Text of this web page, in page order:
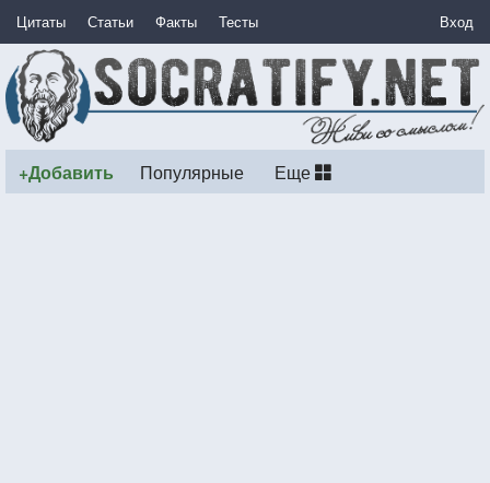
Цитаты Статьи Факты Тесты Вход
+Добавить Популярные Еще